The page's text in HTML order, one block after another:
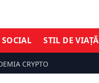
SOCIAL STIL DE VIAȚĂ
CRYPTO